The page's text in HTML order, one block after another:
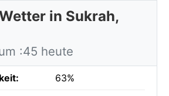
in Sukrah,
:45 heute
63%